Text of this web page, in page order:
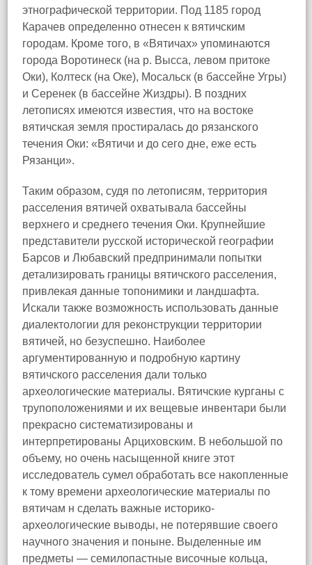
этнографической территории. Под 1185 город
Карачев определенно отнесен к вятичским
городам. Кроме того, в «Вятичах» упоминаются
города Воротинеск (на р. Высса, левом притоке
Оки), Колтеск (на Оке), Мосальск (в бассейне Угры)
и Серенек (в бассейне Жиздры). В поздних
летописях имеются известия, что на востоке
вятичская земля простиралась до рязанского
течения Оки: «Вятичи и до сего дне, еже есть
Рязанци».
Таким образом, судя по летописям, территория
расселения вятичей охватывала бассейны
верхнего и среднего течения Оки. Крупнейшие
представители русской исторической географии
Барсов и Любавский предпринимали попытки
детализировать границы вятичского расселения,
привлекая данные топонимики и ландшафта.
Искали также возможность использовать данные
диалектологии для реконструкции территории
вятичей, но безуспешно. Наиболее
аргументированную и подробную картину
вятичского расселения дали только
археологические материалы. Вятичские курганы с
трупоположениями и их вещевые инвентари были
прекрасно систематизированы и
интерпретированы Арциховским. В небольшой по
объему, но очень насыщенной книге этот
исследователь сумел обработать все накопленные
к тому времени археологические материалы по
вятичам н сделать важные историко-
археологические выводы, не потерявшие своего
научного значения и поныне. Выделенные им
предметы — семилопастные височные кольца,